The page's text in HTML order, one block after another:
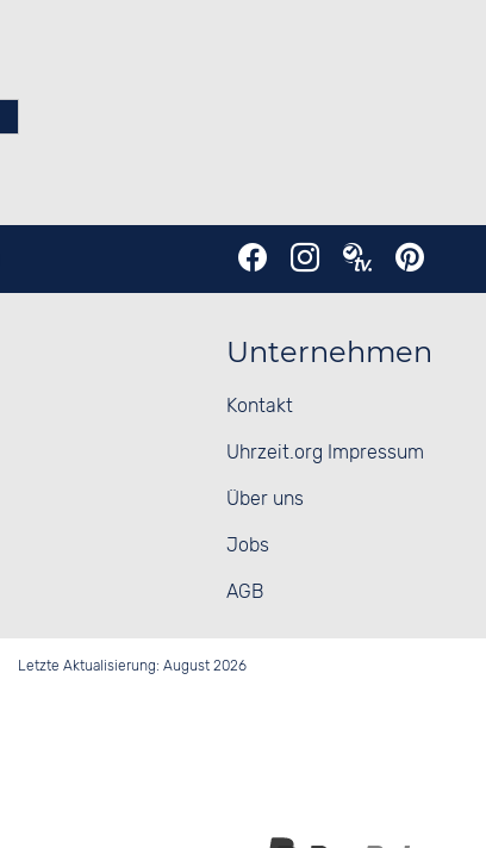
Unternehmen
Kontakt
Uhrzeit.org Impressum
Über uns
Jobs
AGB
Letzte Aktualisierung: August 2026